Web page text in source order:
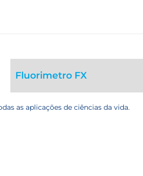
Fluorimetro FX
as aplicações de ciências da vida.